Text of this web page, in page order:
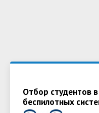
Отбор студентов
беспилотных